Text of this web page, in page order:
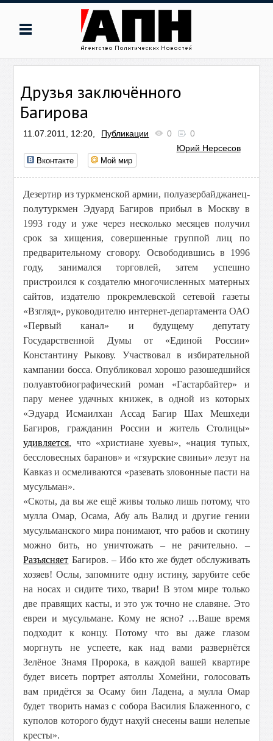
Друзья заключённого
Багирова
11.07.2011, 12:20, Публикации 0
0
Юрий Нерсесов
Вконтакте Мой мир
Дезертир из туркменской армии, полуазербайджанец-
полутуркмен Эдуард Багиров прибыл в Москву в
1993 году и уже через несколько месяцев получил
срок за хищения, совершенные группой лиц по
предварительному сговору. Освободившись в 1996
году, занимался торговлей, затем успешно
пристроился к создателю многочисленных матерных
сайтов, издателю прокремлевской сетевой газеты
«Взгляд», руководителю интернет-департамента ОАО
«Первый канал» и будущему депутату
Государственной Думы от «Единой России»
Константину Рыкову. Участвовал в избирательной
кампании босса. Опубликовал хорошо разошедшийся
полуавтобиографический роман «Гастарбайтер» и
пару менее удачных книжек, в одной из которых
«Эдуард Исмаилхан Ассад Багир Шах Мешхеди
Багиров, гражданин России и житель Столицы»
удивляется, что «христиане хуевы», «нация тупых,
бессловесных баранов» и «гяурские свиньи» лезут на
Кавказ и осмеливаются «разевать зловонные пасти на
мусульман».
«Скоты, да вы же ещё живы только лишь потому, что
мулла Омар, Осама, Абу аль Валид и другие гении
мусульманского мира понимают, что рабов и скотину
можно бить, но уничтожать – не рачительно. –
Разъясняет Багиров. – Ибо кто же будет обслуживать
хозяев! Ослы, запомните одну истину, зарубите себе
на носах и сидите тихо, твари! В этом мире только
две правящих касты, и это уж точно не славяне. Это
евреи и мусульмане. Кому не ясно? …Ваше время
подходит к концу. Потому что вы даже глазом
моргнуть не успеете, как над вами развернётся
Зелёное Знамя Пророка, в каждой вашей квартире
будет висеть портрет аятоллы Хомейни, голосовать
вам придётся за Осаму бин Ладена, а мулла Омар
будет творить намаз с собора Василия Блаженного, с
куполов которого будут нахуй снесены ваши нелепые
кресты».